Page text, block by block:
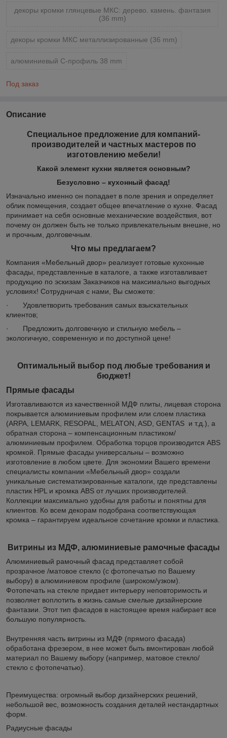
декоры кромки глянцевые МКС: дерево. камень. фантазия
(36 mm)
декоры кромки МКС металлизированные (36 mm)
алюминиевый С-профиль 38 mm
Под заказ
Описание
Специальное предложение для компаний-
производителей и частных мастеров по
изготовлению мебели!
Какой элемент кухни является основным?
Безусловно – кухонный фасад!
Изначально именно он попадает в поле зрения и определяет
облик помещения, создает общее впечатление о кухне. Фасад
принимает на себя основные механические воздействия, вот
почему он должен быть не только привлекательным внешне, но
и прочным, долговечным.
Что мы предлагаем?
Компания «Мебельный двор» реализует готовые кухонные
фасады, представленные в каталоге, а также изготавливает
продукцию по эскизам Заказчиков на максимально выгодных
условиях! Сотрудничая с нами, Вы сможете:
· Удовлетворить требования самых взыскательных
клиентов;
· Предложить долговечную и стильную мебель –
экологичную, современную и по доступной цене!
Оптимальный выбор под любые требования и
бюджет!
Прямые фасады
Изготавливаются из качественной МДФ плиты, лицевая сторона
покрывается алюминиевым профилем или слоем пластика
(ARPA, LEMARK, RESOPAL, MELATON, ASD, GENTAS и т.д.), а
обратная сторона – компенсационным пластиком/
алюминиевым профилем. Обработка торцов производится ABS
кромкой. Прямые фасады универсальны – возможно
изготовление в любом цвете. Для экономии Вашего времени
специалисты компании «Мебельный двор» создали
уникальные систематизированные каталоги, где представлены
пластик HPL и кромка ABS от лучших производителей.
Коллекции максимально удобны для работы и понятны для
клиентов. Ко всем декорам подобрана соответствующая
кромка – гарантируем идеальное сочетание кромки и пластика.
Витрины из МДФ, алюминиевые рамочные фасады
Алюминиевый рамочный фасад представляет собой
прозрачное /матовое стекло (с фотопечатью по Вашему
выбору) в алюминиевом профиле (широком/узком).
Фотопечать на стекле придает интерьеру неповторимость и
позволяет воплотить в жизнь самые смелые дизайнерские
фантазии. Этот тип фасадов в настоящее время набирает все
большую популярность.
Внутренняя часть витрины из МДФ (прямого фасада)
обработана фрезером, в нее может быть вмонтирован любой
материал по Вашему выбору (например, матовое стекло/
стекло с фотопечатью).
Преимущества: огромный выбор дизайнерских решений,
небольшой вес, возможность создания деталей нестандартных
форм.
Радиусные фасады